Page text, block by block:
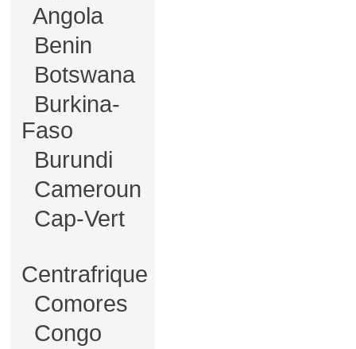
Angola
Benin
Botswana
Burkina-
Faso
Burundi
Cameroun
Cap-Vert
Centrafrique
Comores
Congo